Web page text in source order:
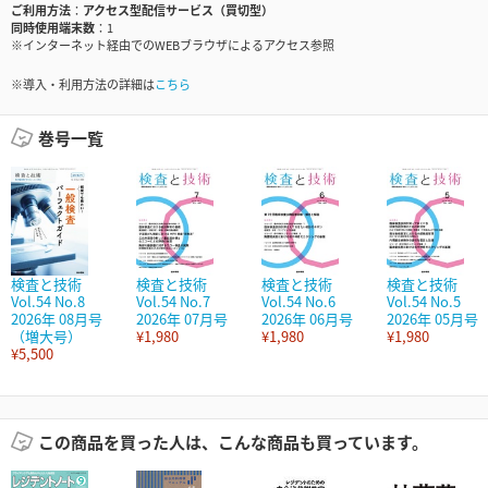
ご利用方法
アクセス型配信サービス（買切型）
同時使用端末数
1
※インターネット経由でのWEBブラウザによるアクセス参照
※導入・利用方法の詳細はこちら
巻号一覧
検査と技術
Vol.54 No.8
2026年 08月号
（増大号）
¥5,500
検査と技術
Vol.54 No.7
2026年 07月号
¥1,980
検査と技術
Vol.54 No.6
2026年 06月号
¥1,980
検査と技術
Vol.54 No.5
2026年 05月号
¥1,980
この商品を買った人は、こんな商品も買っています。